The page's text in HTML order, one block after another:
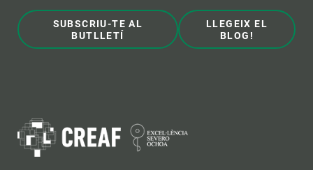
SUBSCRIU-TE AL
BUTLLETÍ
LLEGEIX EL
BLOG!